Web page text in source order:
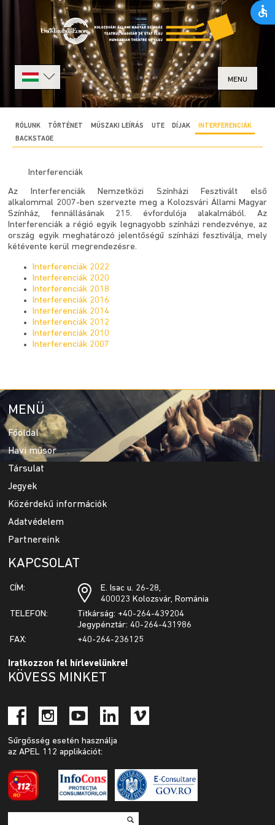
MENU
RÓLUNK TÖRTÉNET MŰSZAKI LEÍRÁS UTE DÍJAK
INTERFERENCIÁK
BACKSTAGE
Interferenciák
Az Interferenciák Nemzetközi Színházi Fesztivált első
alkalommal 2007-ben szervezte meg a Kolozsvári Állami Magyar
Színház, fennállásának 215. évfordulója alakalmából. Az
Interferenciák a régió egyik legnagyobb színházi rendezvénye, az
ország egyik meghatározó jelentőségű színházi fesztiválja, mely
kétévente kerül megrendezésre.
Interferenciák 2022
Interferenciák 2020
Interferenciák 2018
Interferenciák 2016
Interferenciák 2014
Interferenciák 2012
Interferenciák 2010
Interferenciák 2007
MENÜ
Főoldal
Havi műsor
Társulat
Jegyek
Közérdekű információk
Adatvédelem
Partnereink
KAPCSOLAT
CÍM:
E. Isac u. 26-28,
400023 Kolozsvár, Románia
TELEFON:
Titkárság: +40-264-439204
Jegypénztár: 40-264-431986
FAX:
+40-264-236125
Iratkozzon fel hírlevelünkre!
KÖVESS MINKET
Sűrgősség esetén használja
az APEL 112 applikációt: